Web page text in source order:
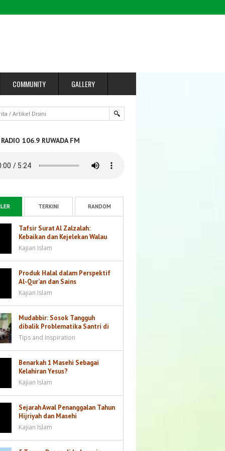
COMMUNITY GALLERY
106.9 RUWADA FM
TERKINI RANDOM
Tafsir Surat Al Zalzalah:
Kebaikan dan Kejelekan Walau
Sebesar Dzarrah akan Dibalas
Kajian Islam
Produk Halal dalam Perspektif
Al-Qur’an dan Sains
Kajian Islam
Mudabbir: Sosok Tangguh
dibalik Problematika Santri di
Kamar
Tips and Inspiration
Benarkah 1 Masehi Sebagai
Kelahiran Yesus?
Kajian Islam
Sejarah Awal Penanggalan Tahun
Hijriyah dan Masehi
Kajian Islam